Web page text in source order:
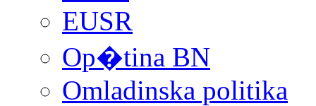
EUSR
Op�tina BN
Omladinska politika